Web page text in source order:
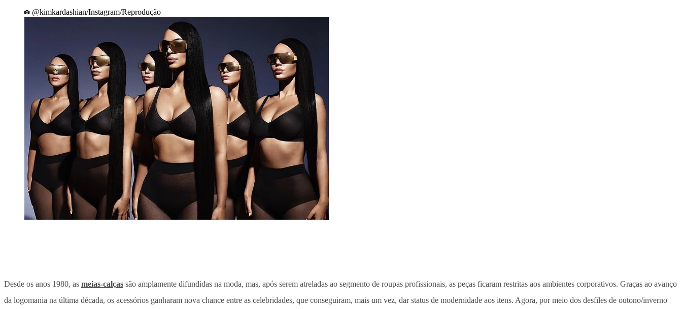
@kimkardashian/Instagram/Reprodução
Desde os anos 1980, as meias-calças são amplamente difundidas na moda, mas, após serem atreladas ao segmento de roupas profissionais, as peças ficaram restritas aos ambientes corporativos. Graças ao avanço
da logomania na última década, os acessórios ganharam nova chance entre as celebridades, que conseguiram, mais um vez, dar status de modernidade aos itens. Agora, por meio dos desfiles de outono/inverno